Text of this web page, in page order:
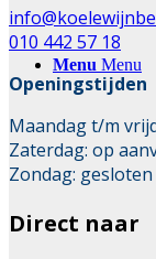
Menu Menu
010 442 57 18
Openingstijden
Maandag t/m
Zaterdag: op
Zondag: gesloten
Direct naar